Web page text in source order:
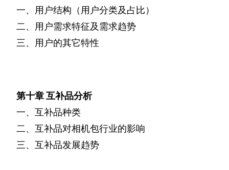
一、用户结构（用户分类及占比）
二、用户需求特征及需求趋势
三、用户的其它特性
第十章互补品分析
一、互补品种类
二、互补品对相机包行业的影响
三、互补品发展趋势